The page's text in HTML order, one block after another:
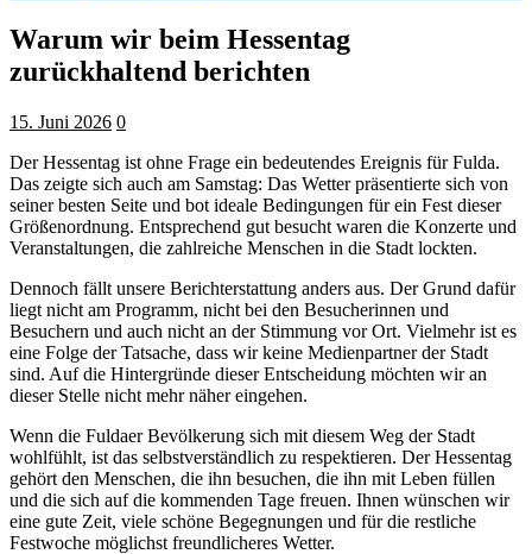
Warum wir beim Hessentag
zurückhaltend berichten
15. Juni 2026 0
Der Hessentag ist ohne Frage ein bedeutendes Ereignis für Fulda.
Das zeigte sich auch am Samstag: Das Wetter präsentierte sich von
seiner besten Seite und bot ideale Bedingungen für ein Fest dieser
Größenordnung. Entsprechend gut besucht waren die Konzerte und
Veranstaltungen, die zahlreiche Menschen in die Stadt lockten.
Dennoch fällt unsere Berichterstattung anders aus. Der Grund dafür
liegt nicht am Programm, nicht bei den Besucherinnen und
Besuchern und auch nicht an der Stimmung vor Ort. Vielmehr ist es
eine Folge der Tatsache, dass wir keine Medienpartner der Stadt
sind. Auf die Hintergründe dieser Entscheidung möchten wir an
dieser Stelle nicht mehr näher eingehen.
Wenn die Fuldaer Bevölkerung sich mit diesem Weg der Stadt
wohlfühlt, ist das selbstverständlich zu respektieren. Der Hessentag
gehört den Menschen, die ihn besuchen, die ihn mit Leben füllen
und die sich auf die kommenden Tage freuen. Ihnen wünschen wir
eine gute Zeit, viele schöne Begegnungen und für die restliche
Festwoche möglichst freundlicheres Wetter.